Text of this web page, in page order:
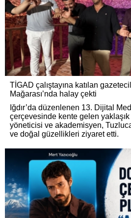
TİGAD çalıştayına katılan
Mağarası’nda halay çekti
Iğdır’da düzenlenen 13. Dijital
çerçevesinde kente gelen
yöneticisi ve akademisyen,
ve doğal güzellikleri ziyaret etti.